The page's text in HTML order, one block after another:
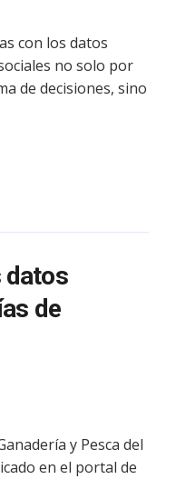
con los datos
no solo por
de decisiones, sino
datos
de
y Pesca del
en el portal de